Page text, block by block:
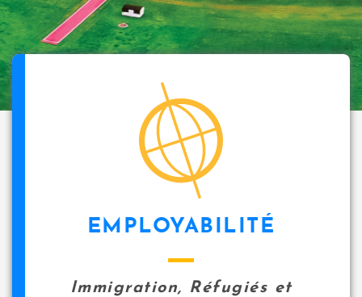
i
p
a
l
EMPLOYABILITÉ
Immigration, Réfugiés et